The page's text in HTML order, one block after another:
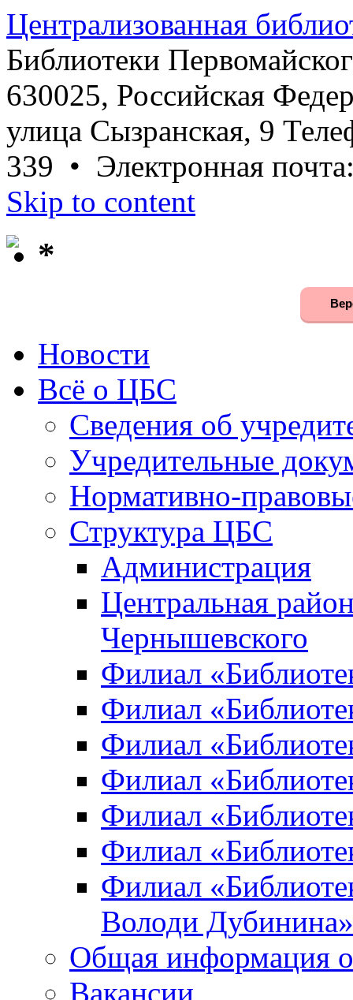
Централизованная
Библиотеки
630025, Российская
улица Сызранская, 9
339 • Электронная
Skip to content
*
Новости
Всё о ЦБС
Сведения об
Учредительные
Нормативно-
Структура ЦБС
Администрация
Центральная
Чернышевского
Филиал
Филиал
Филиал
Филиал
Филиал
Филиал
Филиал
Володи Дубинина»
Общая информация
Вакансии